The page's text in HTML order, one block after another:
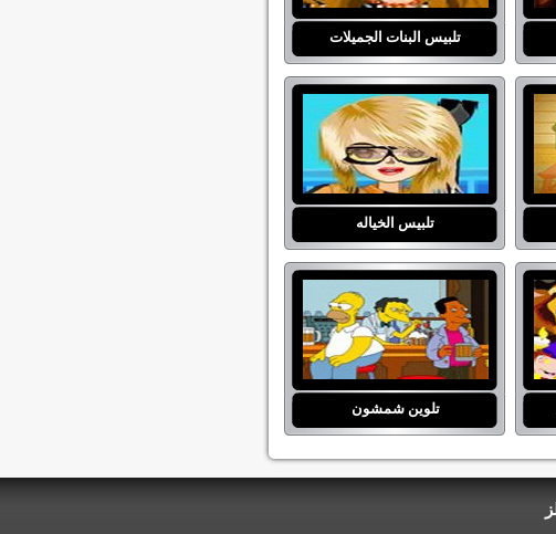
تلبيس البنات الجميلات
تلبيس الخياله
تلوين شمشون